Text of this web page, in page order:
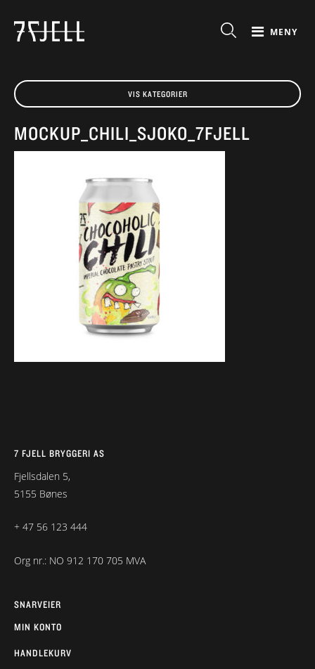
MENY
VIS KATEGORIER
MOCKUP_CHILI_SJOKO_7FJELL
7 FJELL BRYGGERI AS
Fjellsdalen 5,
5155 Bønes
+ 47 56 123 444
Org nr.: NO 912 170 705 MVA
SNARVEIER
MIN KONTO
HANDLEKURV